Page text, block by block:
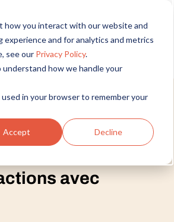
how you interact with our website and
and for analytics and metrics
see our Privacy Policy.
understand how we handle your
in your browser to remember your
Accept Decline
avec